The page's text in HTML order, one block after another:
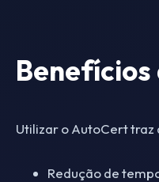
Utilizar o AutoCert traz
Redução de